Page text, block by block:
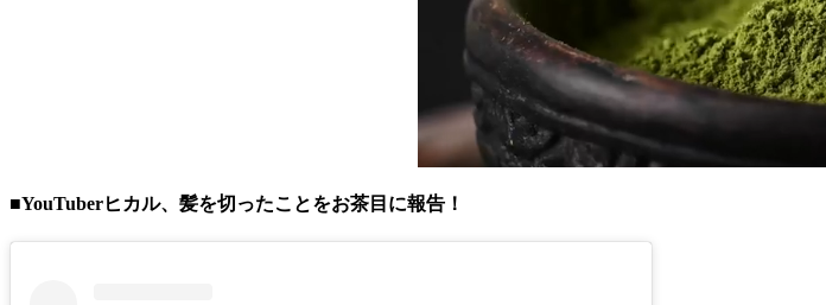
■YouTuberヒカル、髪を切ったことをお茶目に報告！